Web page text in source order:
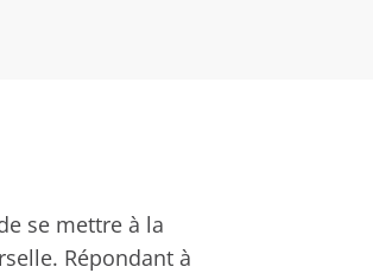
se mettre à la
Répondant à